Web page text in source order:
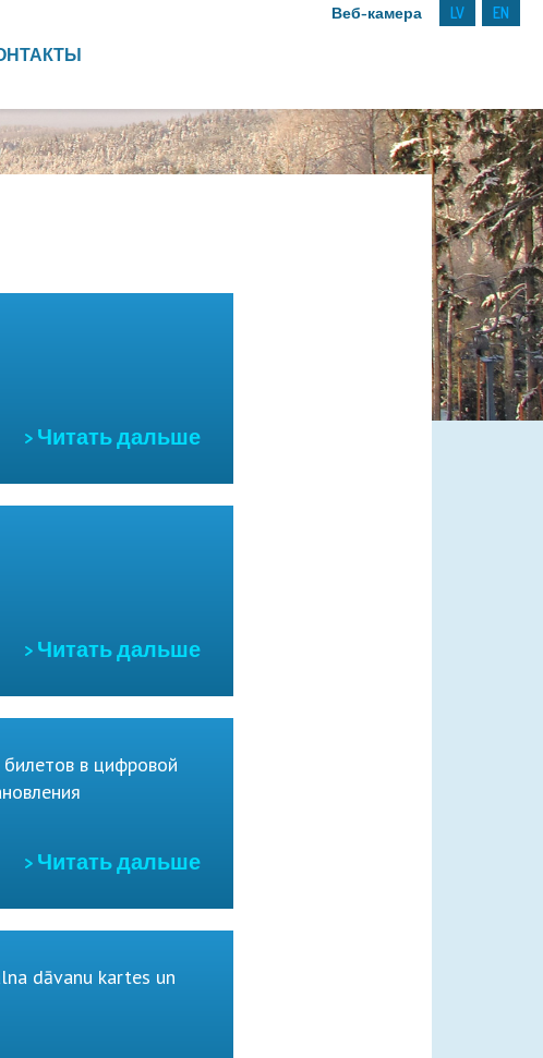
Веб-камера LV EN
> Читать дальше
> Читать дальше
в цифровой
> Читать дальше
dāvanu kartes un